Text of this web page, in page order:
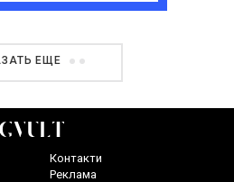
ЕЩЕ
Контакти
Реклама